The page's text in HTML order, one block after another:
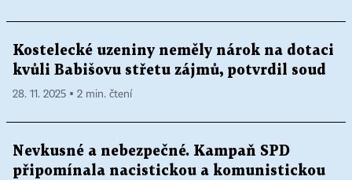
Kostelecké uzeniny neměly nárok na dotaci
kvůli Babišovu střetu zájmů, potvrdil soud
28. 11. 2025 ▪ 2 min. čtení
Nevkusné a nebezpečné. Kampaň SPD
připomínala nacistickou a komunistickou